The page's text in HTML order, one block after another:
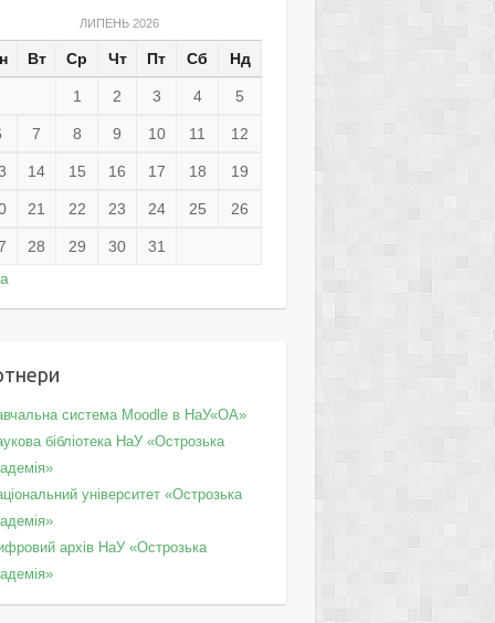
ЛИПЕНЬ 2026
Вт Ср Чт Пт Сб Нд
1 2 3 4 5
7 8 9 10 11 12
14 15 16 17 18 19
21 22 23 24 25 26
28 29 30
31
система Moodle в НаУ«ОА»
бібліотека НаУ «Острозька
університет «Острозька
архів НаУ «Острозька